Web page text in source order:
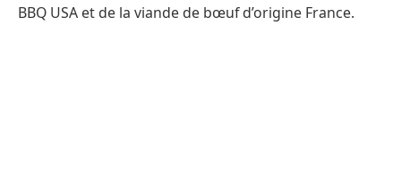
BBQ USA et de la viande de bœuf d’origine France.